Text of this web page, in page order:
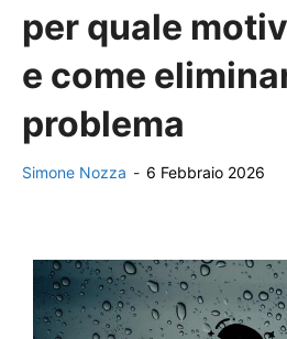
per quale
e come
problema
Simone Nozza - 6 Febbraio 2026